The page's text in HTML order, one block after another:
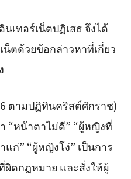
เทอร์เน็ตปฏิเสธ จึงได้
น็ตด้วยข้อกล่าวหาที่เกี่ยว
ตามปฏิทินคริสต์ศักราช)
“หน้าตาไม่ดี” “ผู้หญิงที่
ก่” “ผู้หญิงโง่” เป็นการ
ผิดกฎหมาย และสั่งให้ผู้